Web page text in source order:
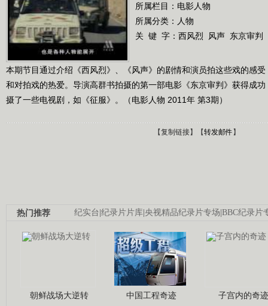
所属栏目： 电影人物
所属分类：人物
关 键 字： 西风烈 风声 东京审判
本期节目通过介绍《西风烈》、《风声》的剧情和演员拍这些戏的感
和对拍戏的热爱。导演高群书拍摄的第一部电影《东京审判》获得成
摄了一些电视剧，如《征服》。（电影人物 2011年 第3期）
【复制链接】【转发邮件】
纪实台|纪录片片库|央视精品纪录片专场|BBC纪录片
热门推荐
朝鲜战场大逆转 中国工程奇迹 子宫内的奇迹